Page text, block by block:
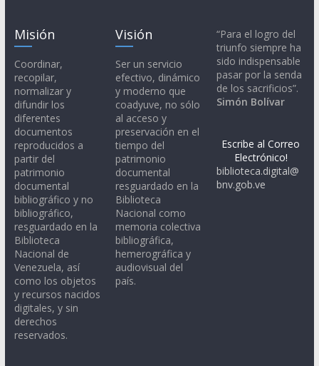
Misión
Coordinar,
recopilar,
normalizar y
difundir los
diferentes
documentos
reproducidos a
partir del
patrimonio
documental
bibliográfico y no
bibliográfico,
resguardado en la
Biblioteca
Nacional de
Venezuela, así
como los objetos
y recursos nacidos
digitales, y sin
derechos
reservados.
Visión
Ser un servicio
efectivo, dinámico
y moderno que
coadyuve, no sólo
al acceso y
preservación en el
tiempo del
patrimonio
documental
resguardado en la
Biblioteca
Nacional como
memoria colectiva
bibliográfica,
hemerográfica y
audiovisual del
país.
“Para el logro del
triunfo siempre ha
sido indispensable
pasar por la senda
de los sacrificios”.
Simón Bolívar
Escribe al Correo
Electrónico!
biblioteca.digital@
bnv.gob.ve